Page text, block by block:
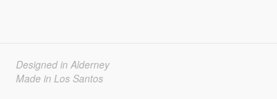
Designed in Alderney
Made in Los Santos